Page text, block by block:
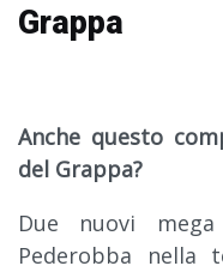
Grappa
Anche questo
del Grappa?
Due nuovi
Pederobba nella